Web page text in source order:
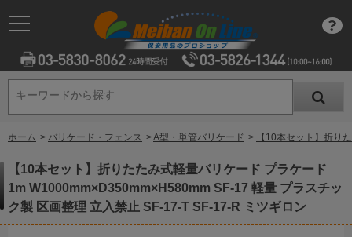
キーワードから探す
キーワードから探す
ホーム > バリケード・フェンス >A型・単管バリケード > 【10本セット】折り
【10本セット】折りたたみ式軽量バリケード プラケード
1m W1000mm×D350mm×H580mm SF-17 軽量 プラスチッ
ク製 区画整理 立入禁止 SF-17-T SF-17-R ミツギロン